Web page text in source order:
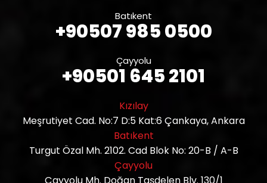
Batıkent
+90507 985 0500
Çayyolu
+90501 645 2101
Kızılay
Meşrutiyet Cad. No:7 D:5 Kat:6 Çankaya, Ankara
Batıkent
Turgut Özal Mh. 2102. Cad Blok No: 20-B / A-B
Çayyolu
Çayyolu Mh. Doğan Taşdelen Blv. 130/1